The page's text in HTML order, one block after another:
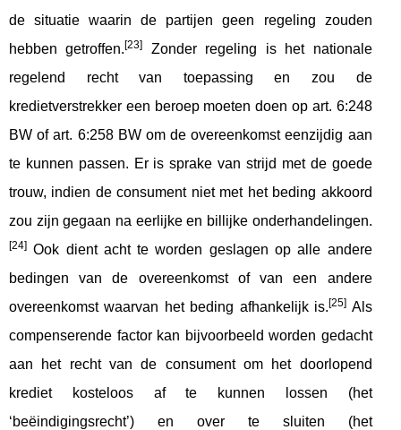
de situatie waarin de partijen geen regeling zouden
hebben getroffen.[23]
Zonder regeling is het nationale
regelend recht van toepassing en zou de
kredietverstrekker een beroep moeten doen op art. 6:248
BW of art. 6:258 BW om de overeenkomst eenzijdig aan
te kunnen passen. Er is sprake van strijd met de goede
trouw, indien de consument niet met het beding akkoord
zou zijn gegaan na eerlijke en billijke onderhandelingen.
[24] Ook dient acht te worden geslagen op alle andere
bedingen van de overeenkomst of van een andere
overeenkomst waarvan het beding afhankelijk is.[25] Als
compenserende factor kan bijvoorbeeld worden gedacht
aan het recht van de consument om het doorlopend
krediet kosteloos af te kunnen lossen (het
‘beëindigingsrecht’) en over te sluiten (het